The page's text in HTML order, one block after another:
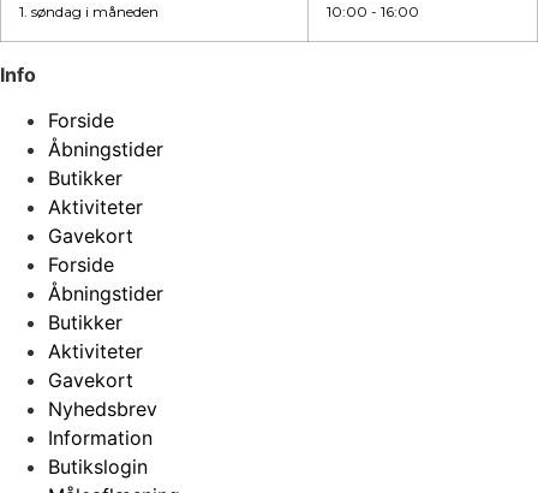
1. søndag i måneden 10:00 - 16:00
Info
Forside
Åbningstider
Butikker
Aktiviteter
Gavekort
Forside
Åbningstider
Butikker
Aktiviteter
Gavekort
Nyhedsbrev
Information
Butikslogin